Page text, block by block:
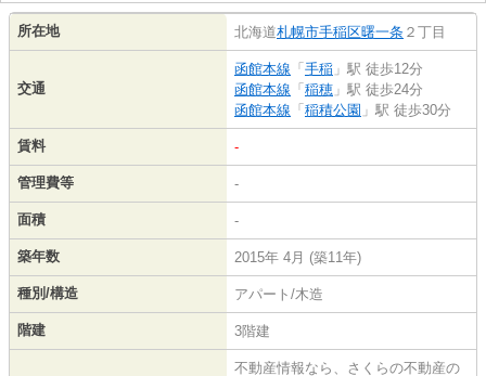
所在地 北海道札幌市手稲区曙一条 ２丁目
交通
函館本線 「手稲 」駅 徒歩12分
函館本線 「稲穂 」駅 徒歩24分
函館本線 「稲積公園 」駅 徒歩30分
賃料 -
管理費等 -
面積 -
築年数 2015年 4月 (築11年)
種別/構造 アパート/木造
階建 3階建
不動産情報なら、さくらの不動産の